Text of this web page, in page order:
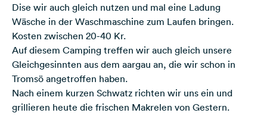
Dise wir auch gleich nutzen und mal eine Ladung
Wäsche in der Waschmaschine zum Laufen bringen.
Kosten zwischen 20-40 Kr.
Auf diesem Camping treffen wir auch gleich unsere
Gleichgesinnten aus dem aargau an, die wir schon in
Tromsö angetroffen haben.
Nach einem kurzen Schwatz richten wir uns ein und
grillieren heute die frischen Makrelen von Gestern.